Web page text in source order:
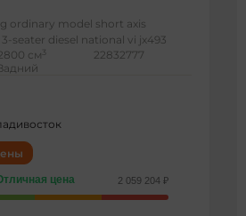
ordinary model short axis
seater diesel national vi jx493
см 3 22832777
цена 2 059 204 ₽